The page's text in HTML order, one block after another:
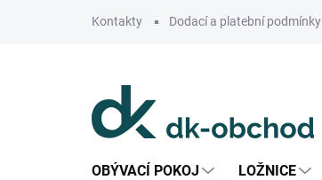
Kontakty Dodací a platební podmínky
OBÝVACÍ POKOJ LOŽNICE